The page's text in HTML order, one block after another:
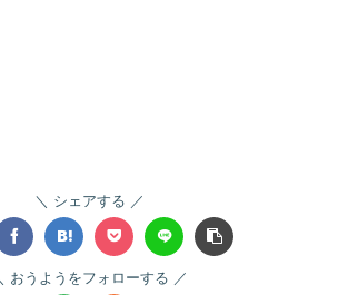
シェアする
おうようをフォローする